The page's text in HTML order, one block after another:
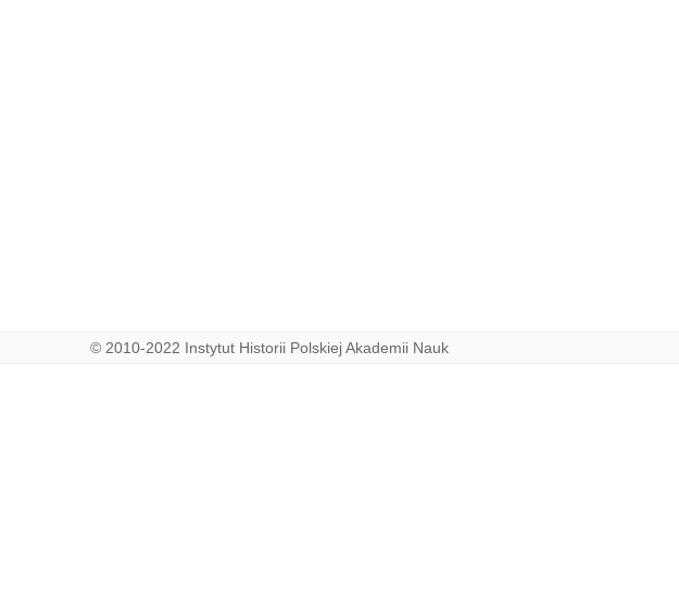
© 2010-2022 Instytut Historii Polskiej Akademii Nauk